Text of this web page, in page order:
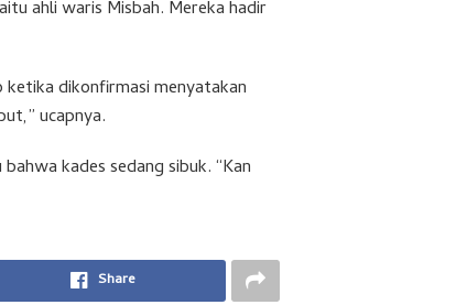
ahli waris Misbah. Mereka hadir
ketika dikonfirmasi menyatakan
ucapnya.
kades sedang sibuk. “Kan
Share